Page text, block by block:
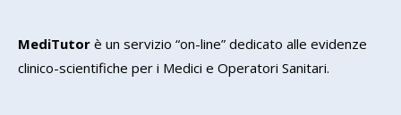
MediTutor è un servizio “on-line” dedicato alle evidenze
clinico-scientifiche per i Medici e Operatori Sanitari.